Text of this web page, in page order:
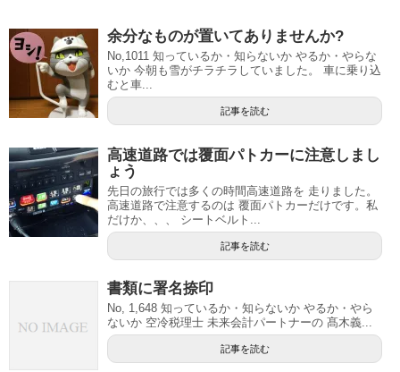
余分なものが置いてありませんか?
No,1011 知っているか・知らないか やるか・やらな
いか 今朝も雪がチラチラしていました。 車に乗り込
むと車...
記事を読む
高速道路では覆面パトカーに注意しまし
ょう
先日の旅行では多くの時間高速道路を 走りました。
高速道路で注意するのは 覆面パトカーだけです。私
だけか、、、 シートベルト...
記事を読む
書類に署名捺印
No, 1,648 知っているか・知らないか やるか・やら
ないか 空冷税理士 未来会計パートナーの 髙木義...
記事を読む